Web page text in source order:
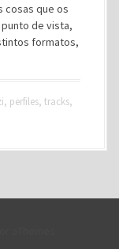
cosas que os
de vista,
formatos,
, perfiles, tracks,